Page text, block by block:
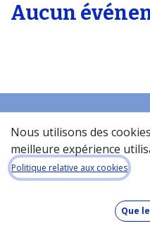
Aucun
Accueil
À propos de la base de
Quel est le coût de la base de
Comment fonctionne la base
Que contient la base de
Nous utilisons des
meilleure expérience
Politique relative aux cookies
Que